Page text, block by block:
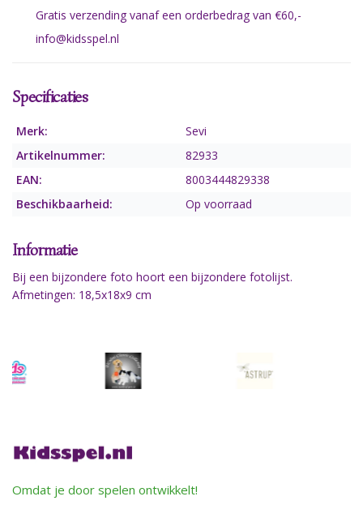
Gratis verzending vanaf een orderbedrag van €60,-
info@kidsspel.nl
Specificaties
Merk:
Sevi
Artikelnummer:
82933
EAN:
8003444829338
Beschikbaarheid:
Op voorraad
Informatie
Bij een bijzondere foto hoort een bijzondere fotolijst.
Afmetingen: 18,5x18x9 cm
Omdat je door spelen ontwikkelt!